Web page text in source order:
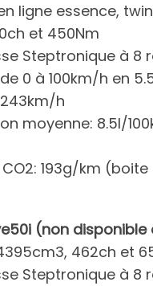
ligne essence,
et 450Nm
Steptronique à 8
0 à 100km/h en
h
moyenne: 8.5l/
193g/km
(non disponible
462ch et
Steptronique à 8